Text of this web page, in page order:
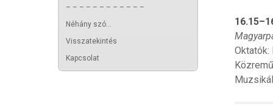
– – – – – – – – – – – –
Néhány szó...
Visszatekintés
Kapcsolat
Oktatók: